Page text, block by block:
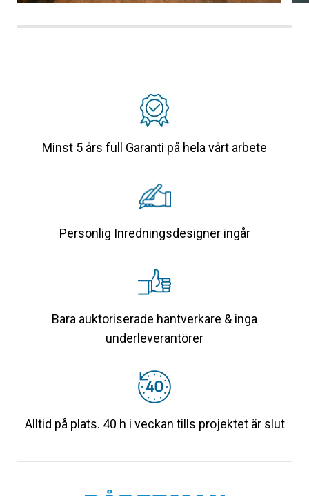
Minst 5 års full Garanti på hela vårt arbete
Personlig Inredningsdesigner ingår
Bara auktoriserade hantverkare & inga
underleverantörer
Alltid på plats. 40 h i veckan tills projektet är slut